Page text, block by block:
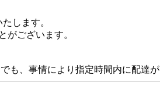
します。
ございます。
も、事情により指定時間内に配達